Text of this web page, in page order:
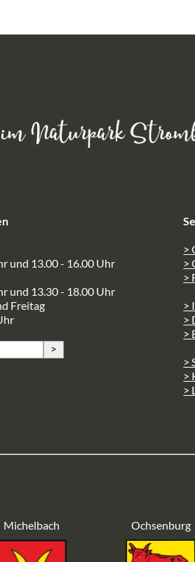
und 13.00 - 16.00 Uhr
und 13.30 - 18.00 Uhr
Freitag
>
>
>
>
>
>
>
>
>
>
Michelbach Ochsenburg